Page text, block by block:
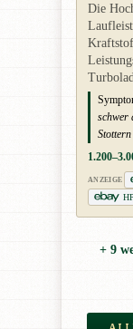
Die
schwer
ANZEIGE
+ 9